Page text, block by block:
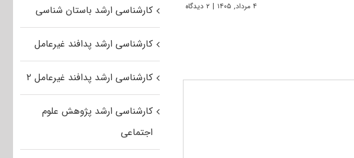
۴ مرداد, ۱۴۰۵ | ۲ دیدگاه کارشناسی ارشد باستان شناسی
کارشناسی ارشد پدافند غیرعامل
کارشناسی ارشد پدافند غیرعامل ۲
کارشناسی ارشد پژوهش علوم
اجتماعی